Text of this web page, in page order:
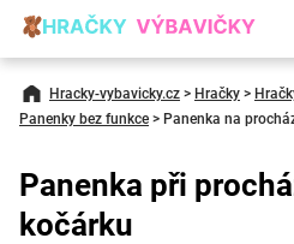
Hracky-vybavicky.cz > Hračky >
Panenky bez funkce > Panenka na
Panenka při
kočárku